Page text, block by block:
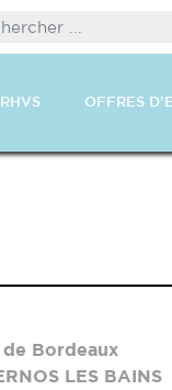
RHVS OFFRES
Bordeaux
LES BAINS